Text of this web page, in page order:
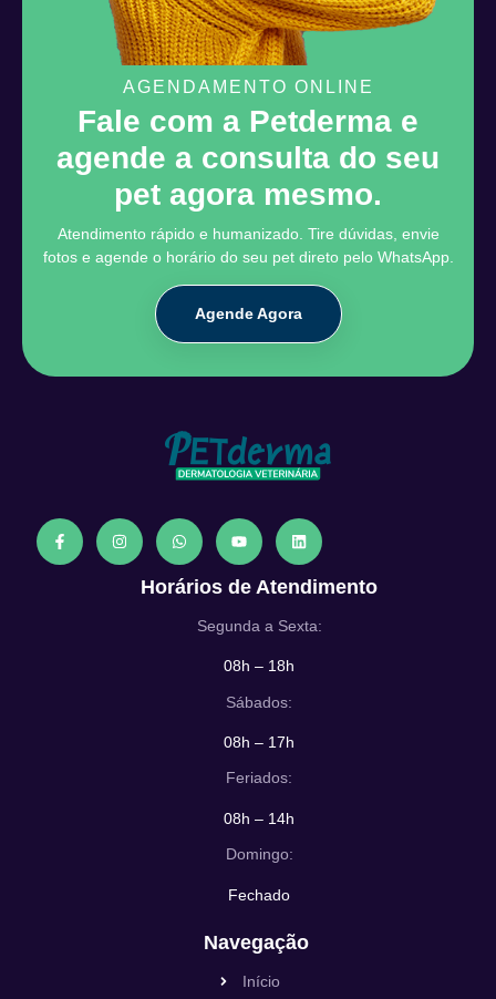
AGENDAMENTO ONLINE
Fale com a Petderma e
agende a consulta do seu
pet agora mesmo.
Atendimento rápido e humanizado. Tire dúvidas, envie
fotos e agende o horário do seu pet direto pelo WhatsApp.
Agende Agora
Horários de Atendimento
Segunda a Sexta:
08h – 18h
Sábados:
08h – 17h
Feriados:
08h – 14h
Domingo:
Fechado
Navegação
Início